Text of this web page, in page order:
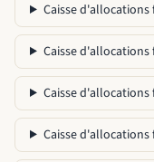
Caisse d'allocations
Caisse d'allocations
Caisse
Caisse d'allocations